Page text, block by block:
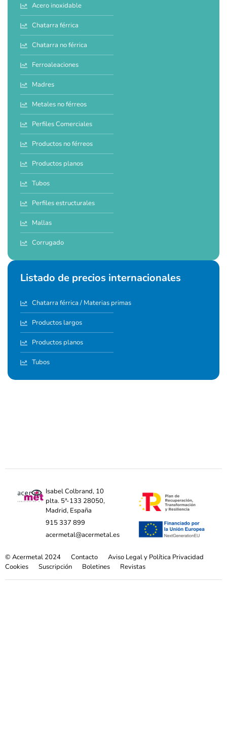
Acero inoxidable
Chatarra férrica
Chatarra no férrica
Ferroaleaciones
Madres
Metales no férreos
Perfiles Comerciales
Productos no férreos
Productos planos
Tubos
Perfiles estructurales
Mallas
Corrugado
Listado de precios internacionales
Chatarra férrica / Materias primas
Productos largos
Productos planos
Tubos
Isabel Colbrand, 10
plta. 5ª-133 28050,
Madrid, España
915 337 899
acermetal@acermetal.es
© Acermetal 2024 Contacto
Aviso Legal y Política Privacidad
Cookies
Suscripción Boletines Revistas